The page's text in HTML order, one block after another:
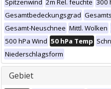
Spitzenwind 2m Rel. feuchte 300
Gesamtbedeckungsgrad
Gesamt-Neuschnee Mittl. Wolken
500 hPa Wind 50 hPa Temp
Niederschlagsform
Gebiet